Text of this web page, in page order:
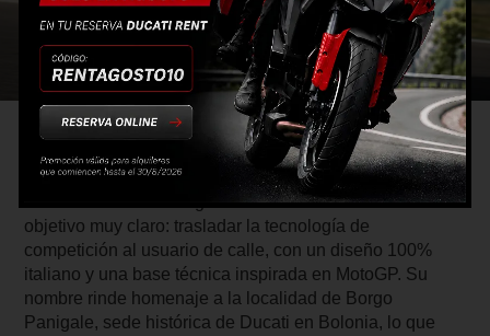
Historia de la gama Ducati Panigale
La familia Ducati Panigale nació en 2012 con un
objetivo muy claro: trasladar la tecnología de
competición al usuario de calle, con un diseño 100%
italiano y una base técnica inspirada en MotoGP. Su
nombre rinde homenaje a la localidad de Borgo
Panigale, sede histórica de Ducati en Bolonia, lo que